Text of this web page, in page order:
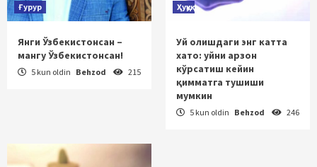
Ғурур
Янги Ўзбекистонсан –
мангу Ўзбекистонсан!
5 kun oldin Behzod 215
Ҳуқуқ
Уй олишдаги энг катта
хато: уйни арзон
кўрсатиш кейин
қимматга тушиши
мумкин
5 kun oldin Behzod 246